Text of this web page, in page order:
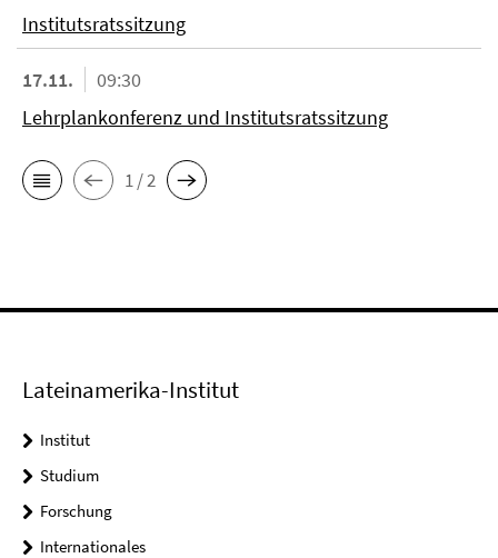
Institutsratssitzung
17.11.
09:30
Lehrplankonferenz und Institutsratssitzung
1 / 2
Lateinamerika-Institut
Institut
Studium
Forschung
Internationales